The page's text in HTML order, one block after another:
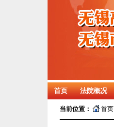
首页 法院概况
当前位置： 首页